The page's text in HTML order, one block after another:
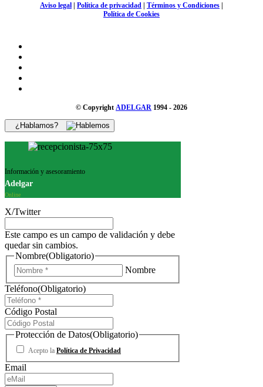
Aviso legal | Política de privacidad | Términos y Condiciones |
Política de Cookies
© Copyright ADELGAR 1994 - 2026
¿Hablamos?
Información y asesoramiento
Adelgar
Online
X/Twitter
Este campo es un campo de validación y debe
quedar sin cambios.
Nombre(Obligatorio)
Nombre
Teléfono(Obligatorio)
Código Postal
Protección de Datos(Obligatorio)
Acepto la Política de Privacidad
Email